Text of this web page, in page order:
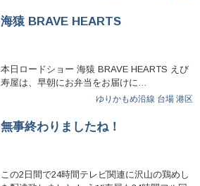
海猿 BRAVE HEARTS
本日ロードショー 海猿 BRAVE HEARTS えび
寿屋は、早朝にお弁当をお届けに…
ゆりかもめ沿線 台場 港区
無事終わりましたね！
この2日間で24時間テレビ関連に沢山の鶏めし